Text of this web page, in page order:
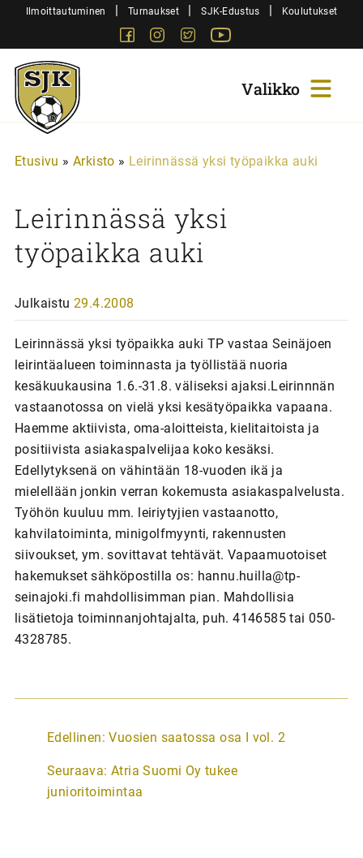
SiirryIlmoittautuminen | Turnaukset | SJK-Edustus | Koulutukset
FacebookInstagram
Twitter
Sjk-
Juniorit
Etusivu » Arkisto » Leirinnässä yksi työpaikka auki
Leirinnässä yksi
työpaikka auki
Julkaistu 29.4.2008
Leirinnässä yksi työpaikka auki TP vastaa Seinäjoen
leirintäalueen toiminnasta ja työllistää nuoria
kesäkuukausina 1.6.-31.8. väliseksi ajaksi.Leirinnnän
vastaanotossa on vielä yksi kesätyöpaikka vapaana.
Haemme aktiivista, oma-aloitteista, kielitaitoista ja
positiivista asiakaspalvelijaa koko kesäksi.
Edellytyksenä on vähintään 18-vuoden ikä ja
mielellään jonkin verran kokemusta asiakaspalvelusta.
Työhön kuuluu mm. leiriytyjien vastaanotto,
kahvilatoiminta, minigolfmyynti, rakennusten
siivoukset, ym. sovittavat tehtävät. Vapaamuotoiset
hakemukset sähköpostilla os: hannu.huilla@tp-
seinajoki.fi mahdollisimman pian. Mahdollisia
lisätietoja toiminnanjohtajalta, puh. 4146585 tai 050-
4328785.
A
t
i
Edellinen: Vuosien saatossa osa I vol. 2
Seuraava: Atria Suomi Oy tukee
junioritoimintaa